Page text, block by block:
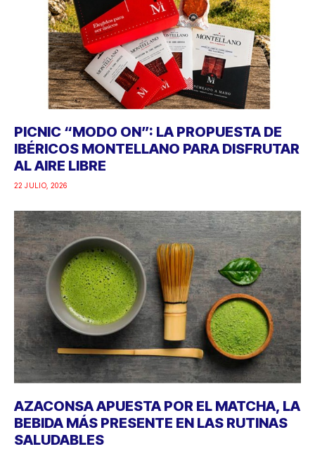
PICNIC “MODO ON”: LA PROPUESTA DE
IBÉRICOS MONTELLANO PARA DISFRUTAR
AL AIRE LIBRE
22 JULIO, 2026
AZACONSA APUESTA POR EL MATCHA, LA
BEBIDA MÁS PRESENTE EN LAS RUTINAS
SALUDABLES